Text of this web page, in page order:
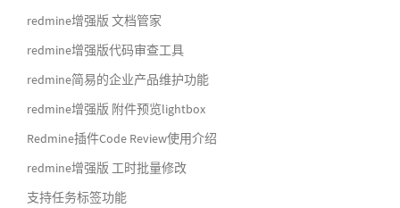
redmine增强版 文档管家
redmine增强版代码审查工具
redmine简易的企业产品维护功能
redmine增强版 附件预览lightbox
Redmine插件Code Review使用介绍
redmine增强版 工时批量修改
支持任务标签功能